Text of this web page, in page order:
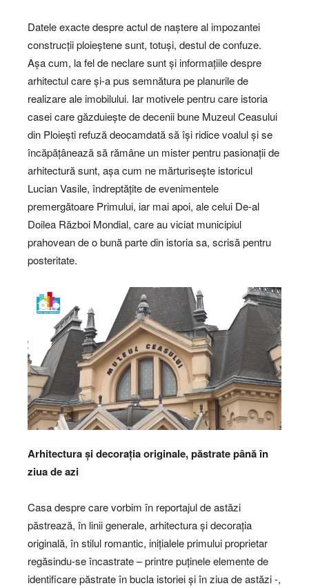
Datele exacte despre actul de naștere al impozantei
construcții ploieștene sunt, totuși, destul de confuze.
Așa cum, la fel de neclare sunt și informațiile despre
arhitectul care și-a pus semnătura pe planurile de
realizare ale imobilului. Iar motivele pentru care istoria
casei care găzduiește de decenii bune Muzeul Ceasului
din Ploiești refuză deocamdată să își ridice voalul și se
încăpățânează să rămâne un mister pentru pasionații de
arhitectură sunt, așa cum ne mărturisește istoricul
Lucian Vasile, îndreptățite de evenimentele
premergătoare Primului, iar mai apoi, ale celui De-al
Doilea Război Mondial, care au viciat municipiul
prahovean de o bună parte din istoria sa, scrisă pentru
posteritate.
Arhitectura și decorația originale, păstrate până în
ziua de azi
Casa despre care vorbim în reportajul de astăzi
păstrează, în linii generale, arhitectura și decorația
originală, în stilul romantic, inițialele primului proprietar
regăsindu-se încastrate – printre puținele elemente de
identificare păstrate în bucla istoriei și în ziua de astăzi -,